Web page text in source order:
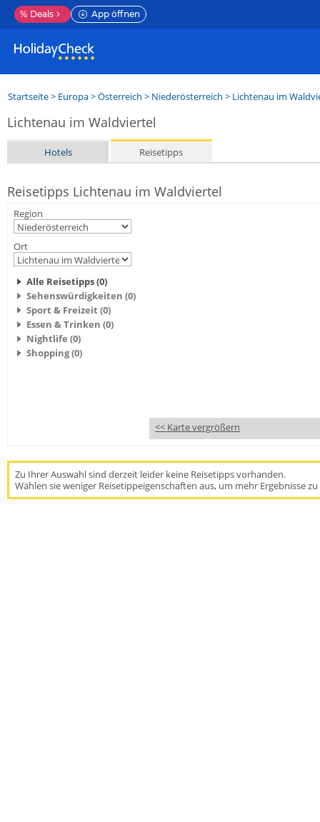
% Deals App öffnen
Startseite> Europa>Österreich > Niederösterreich > Lichtenau im
Lichtenau im Waldviertel
Hotels Reisetipps
Reisetipps Lichtenau im Waldviertel
Region
Ort
Alle Reisetipps (0)
Sehenswürdigkeiten (0)
Sport & Freizeit (0)
Essen & Trinken (0)
Nightlife (0)
Shopping (0)
<< Karte vergrößern
Zu Ihrer Auswahl sind derzeit leider keine Reisetipps vorhanden.
Wählen sie weniger Reisetippeigenschaften aus, um mehr Ergebnisse